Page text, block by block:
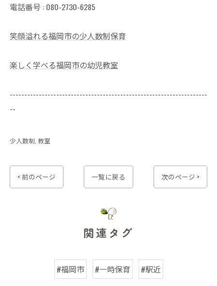
電話番号 : 080-2730-6285
笑顔溢れる福岡市の少人数制保育
楽しく学べる福岡市の幼児教室
--------------------------------------------------------------------
--
少人数制 教室
< 前のページ 一覧に戻る 次のページ >
関連タグ
#福岡市 #一時保育 #駅近